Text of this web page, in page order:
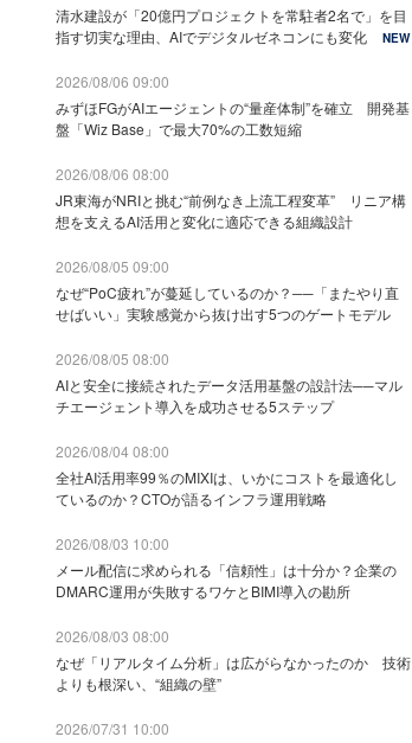
清水建設が「20億円プロジェクトを常駐者2名で」を目
指す切実な理由、AIでデジタルゼネコンにも変化
NEW
2026/08/06 09:00
みずほFGがAIエージェントの“量産体制”を確立 開発基
盤「Wiz Base」で最大70%の工数短縮
2026/08/06 08:00
JR東海がNRIと挑む“前例なき上流工程変革” リニア構
想を支えるAI活用と変化に適応できる組織設計
2026/08/05 09:00
なぜ“PoC疲れ”が蔓延しているのか？──「またやり直
せばいい」実験感覚から抜け出す5つのゲートモデル
2026/08/05 08:00
AIと安全に接続されたデータ活用基盤の設計法──マル
チエージェント導入を成功させる5ステップ
2026/08/04 08:00
全社AI活用率99％のMIXIは、いかにコストを最適化し
ているのか？CTOが語るインフラ運用戦略
2026/08/03 10:00
メール配信に求められる「信頼性」は十分か？企業の
DMARC運用が失敗するワケとBIMI導入の勘所
2026/08/03 08:00
なぜ「リアルタイム分析」は広がらなかったのか 技術
よりも根深い、“組織の壁”
2026/07/31 10:00